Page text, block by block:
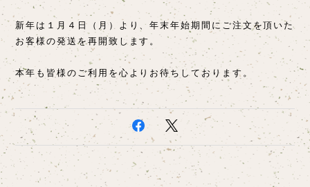
新年は１月４日（月）より、年末年始期間にご注文を頂いた
お客様の発送を再開致します。
本年も皆様のご利用を心よりお待ちしております。